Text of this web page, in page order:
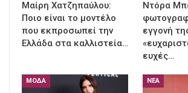
Μαίρη Χατζηπαύλου:
Ποιο είναι το μοντέλο
που εκπροσωπεί την
Ελλάδα στα καλλιστεία…
Ντόρα
εγγονή
ευχές…
ΜΌΔΑ ΝΈΑ